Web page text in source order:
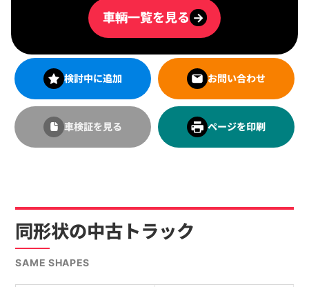
車輌一覧を見る →
検討中に追加 お問い合わせ
車検証を見る ページを印刷
同形状の中古トラック
SAME SHAPES